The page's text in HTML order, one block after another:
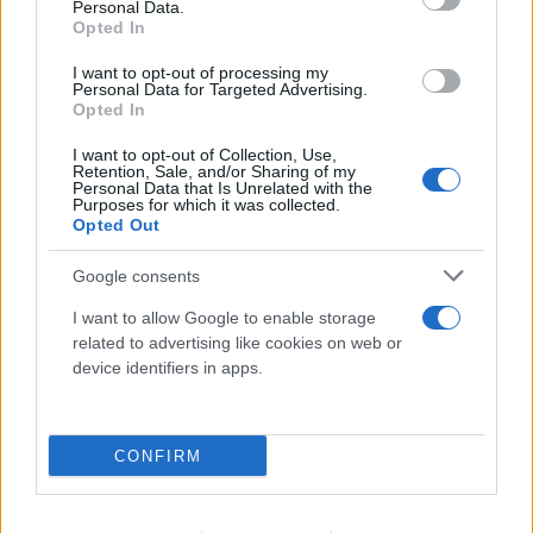
Personal Data.
Opted In
I want to opt-out of processing my
Personal Data for Targeted Advertising.
Opted In
I want to opt-out of Collection, Use,
Retention, Sale, and/or Sharing of my
Personal Data that Is Unrelated with the
Purposes for which it was collected.
Opted Out
Google consents
I want to allow Google to enable storage
related to advertising like cookies on web or
device identifiers in apps.
CONFIRM
Τρομακτική ανάλυση για τη φωτιά στην